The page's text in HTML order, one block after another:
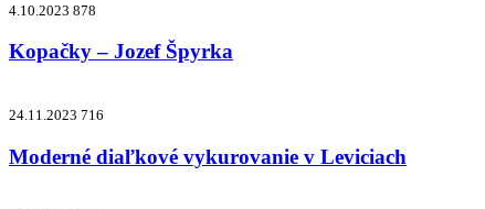
4.10.2023 878
Kopačky – Jozef Špyrka
24.11.2023 716
Moderné diaľkové vykurovanie v Leviciach